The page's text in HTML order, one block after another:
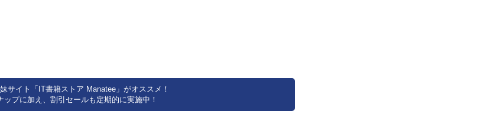
サイト「IT書籍ストア Manatee」がオススメ！
ップに加え、割引セールも定期的に実施中！